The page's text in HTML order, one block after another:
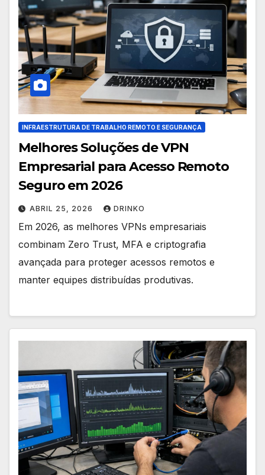
INFRAESTRUTURA DE TRABALHO REMOTO E SEGURANÇA
Melhores Soluções de VPN
Empresarial para Acesso Remoto
Seguro em 2026
ABRIL 25, 2026 DRINKO
Em 2026, as melhores VPNs empresariais
combinam Zero Trust, MFA e criptografia
avançada para proteger acessos remotos e
manter equipes distribuídas produtivas.